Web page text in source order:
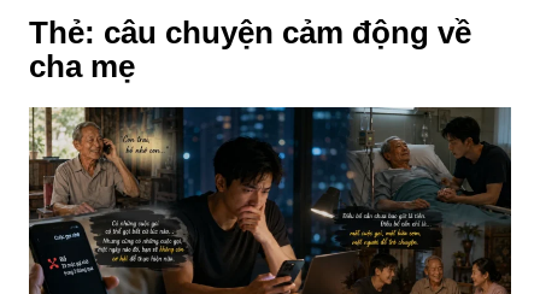
Thẻ: câu chuyện cảm động về
cha mẹ